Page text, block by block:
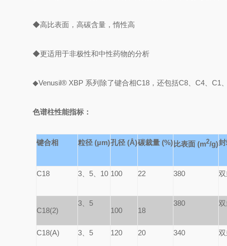
◆高比表面，高碳含量，惰性高
◆更适用于非极性和中性药物的分析
◆Venusil® XBP 系列除了键合相C18，还包括C8、C4、C1
色谱柱性能指标：
键合相 粒径 (µm)孔径 (Å)碳裁量 (%) 比表面 (m2/g)
C18 3、5、10 100 22 380
C18(2)
3、5
100
18
380
C18(A) 3、5 120 20 340